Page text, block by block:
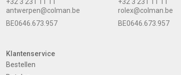
antwerpen@colman.be
BE0646.673.957
rolex@colman.be
BE0646.673.957
Klantenservice
Bestellen